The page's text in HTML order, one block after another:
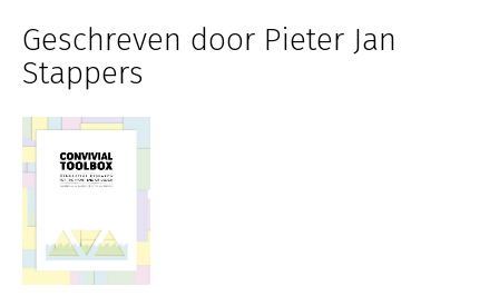
Geschreven door Pieter Jan
Stappers